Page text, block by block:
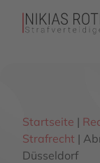
Startseite |
Strafrecht |
Düsseldorf